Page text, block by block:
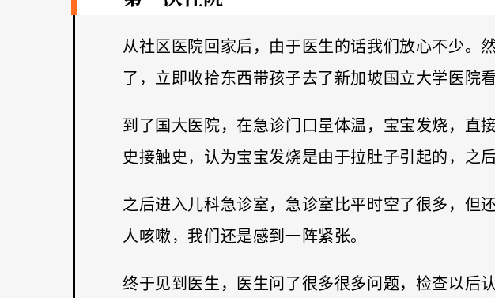
从社区医院回家后，由于医生的话我们放心不少。
了，立即收拾东西带孩子去了新加坡国立大学医院
到了国大医院，在急诊门口量体温，宝宝发烧，直
史接触史，认为宝宝发烧是由于拉肚子引起的，之
之后进入儿科急诊室，急诊室比平时空了很多，但
人咳嗽，我们还是感到一阵紧张。
终于见到医生，医生问了很多很多问题，检查以后